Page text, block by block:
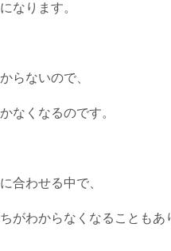
なります。
らないので、
なくなるのです。
合わせる中で、
がわからなくなることもあ